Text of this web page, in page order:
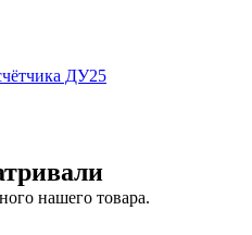
ДУ25
нашего товара.